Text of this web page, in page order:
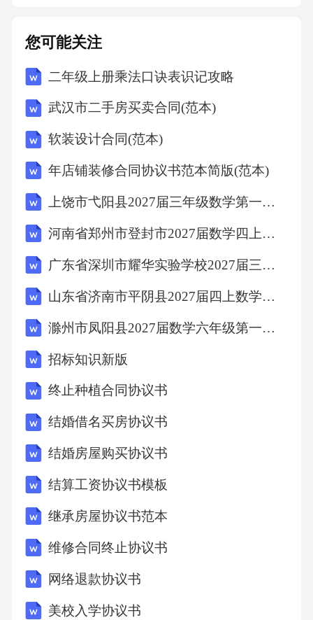
您可能关注
二年级上册乘法口诀表识记攻略
武汉市二手房买卖合同(范本)
软装设计合同(范本)
年店铺装修合同协议书范本简版(范本)
上饶市弋阳县2027届三年级数学第一学期期末学业水平测试试题含解析
河南省郑州市登封市2027届数学四上期末综合测试模拟试题含解析
广东省深圳市耀华实验学校2027届三上数学期末质量检测试题含解析
山东省济南市平阴县2027届四上数学期末监测试题含解析
滁州市凤阳县2027届数学六年级第一学期期末经典试题含解析
招标知识新版
终止种植合同协议书
结婚借名买房协议书
结婚房屋购买协议书
结算工资协议书模板
继承房屋协议书范本
维修合同终止协议书
网络退款协议书
美校入学协议书